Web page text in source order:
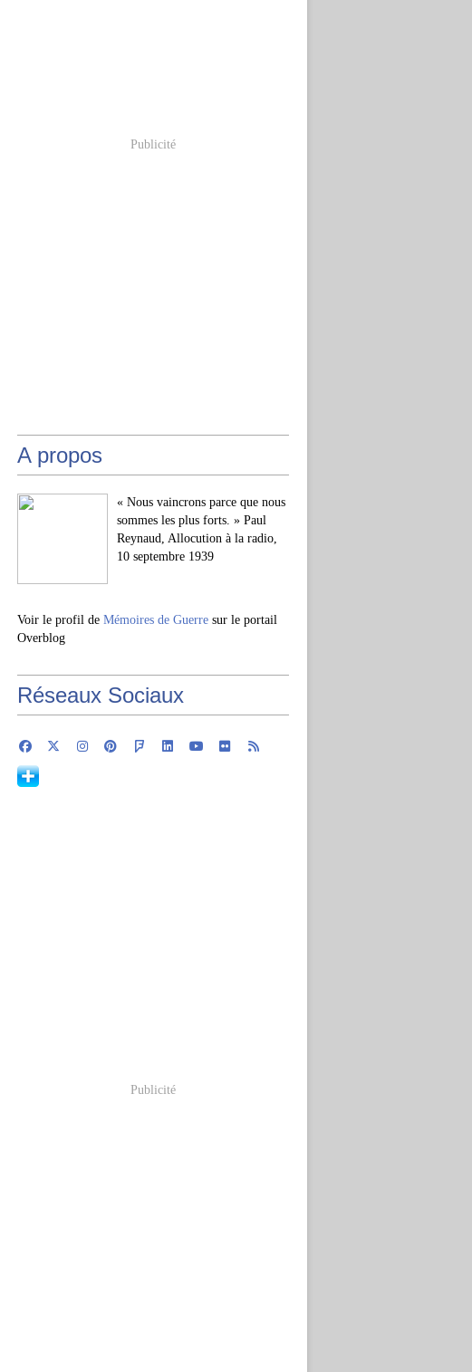
Publicité
A propos
« Nous vaincrons parce que nous
sommes les plus forts. » Paul
Reynaud, Allocution à la radio,
10 septembre 1939
Voir le profil de Mémoires de Guerre sur le portail
Overblog
Réseaux Sociaux
Publicité